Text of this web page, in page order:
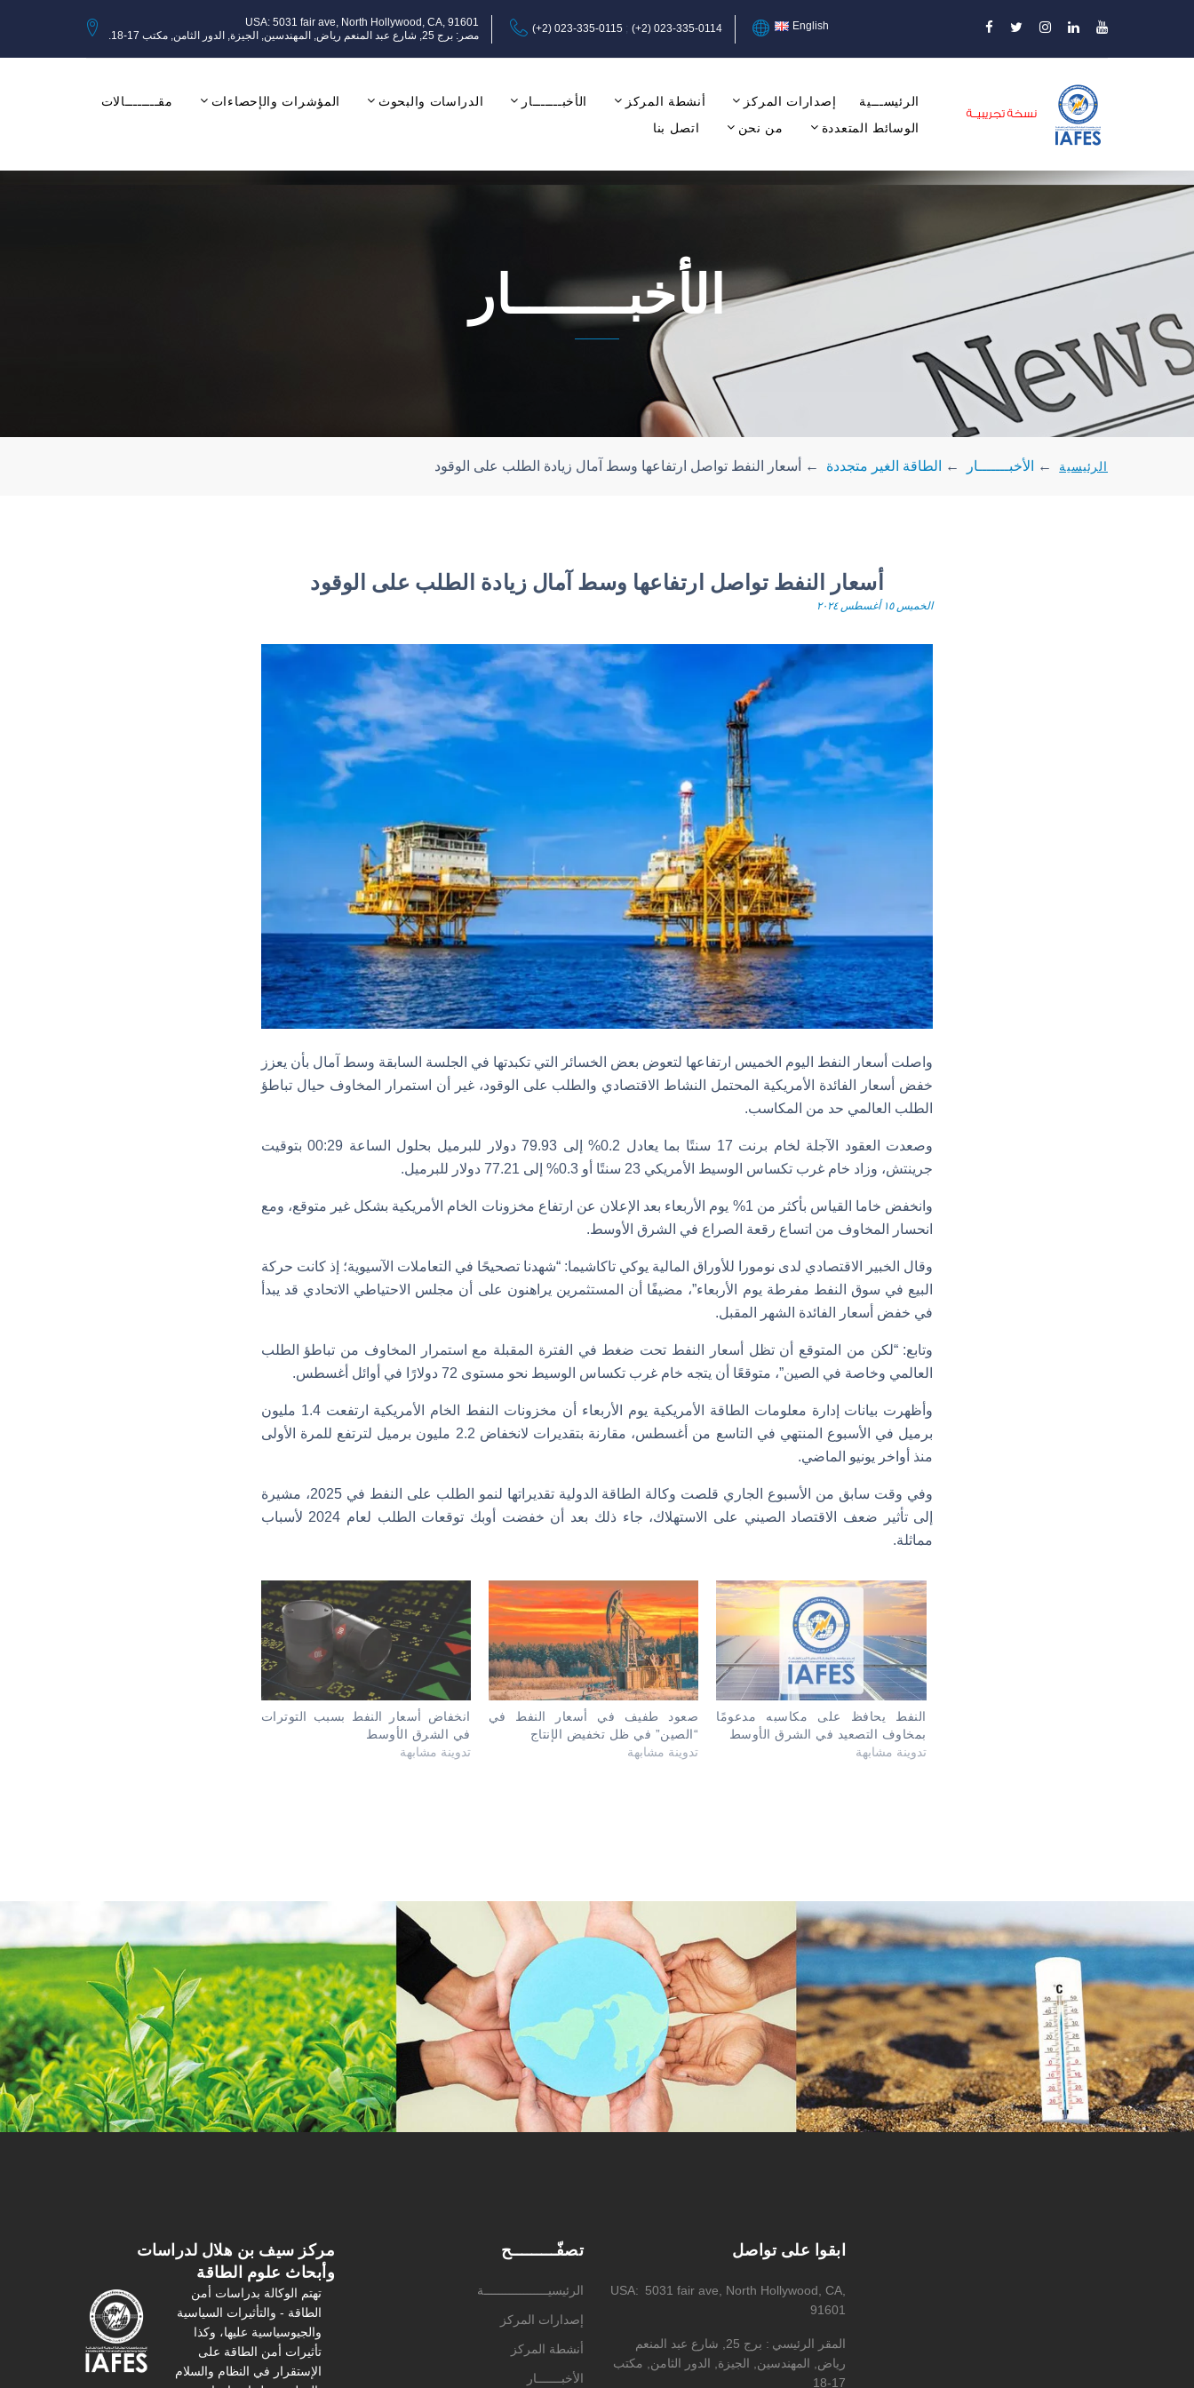
USA: 5031 fair ave, North Hollywood, CA, 91601
مصر: برج 25, شارع عبد المنعم رياض, المهندسين, الجيزة, الدور الثامن, مكتب 17-18.
(+2) 023-335-0115 (+2) 023-335-0114 English
الرئيســـية إصدارات المركز أنشطة المركز الأخبـــــــار الدراسات والبحوث المؤشرات والإحصاءات
مقــــــــالات
الوسائط المتعددة
من نحن اتصل بنا
الأخبـــــــار
الرئيسية ← الأخبـــــــار ← الطاقة الغير متجددة ← أسعار النفط تواصل ارتفاعها وسط آمال زيادة الطلب على الوقود
أسعار النفط تواصل ارتفاعها وسط آمال زيادة الطلب على الوقود
الخميس ١٥ أغسطس ٢٠٢٤
واصلت أسعار النفط اليوم الخميس ارتفاعها لتعوض بعض الخسائر التي تكبدتها في الجلسة السابقة وسط آمال بأن يعزز
خفض أسعار الفائدة الأمريكية المحتمل النشاط الاقتصادي والطلب على الوقود، غير أن استمرار المخاوف حيال تباطؤ
الطلب العالمي حد من المكاسب.
وصعدت العقود الآجلة لخام برنت 17 سنتًا بما يعادل 0.2% إلى 79.93 دولار للبرميل بحلول الساعة 00:29 بتوقيت
جرينتش، وزاد خام غرب تكساس الوسيط الأمريكي 23 سنتًا أو 0.3% إلى 77.21 دولار للبرميل.
وانخفض خاما القياس بأكثر من 1% يوم الأربعاء بعد الإعلان عن ارتفاع مخزونات الخام الأمريكية بشكل غير متوقع، ومع
انحسار المخاوف من اتساع رقعة الصراع في الشرق الأوسط.
وقال الخبير الاقتصادي لدى نومورا للأوراق المالية يوكي تاكاشيما: “شهدنا تصحيحًا في التعاملات الآسيوية؛ إذ كانت حركة
البيع في سوق النفط مفرطة يوم الأربعاء”، مضيفًا أن المستثمرين يراهنون على أن مجلس الاحتياطي الاتحادي قد يبدأ
في خفض أسعار الفائدة الشهر المقبل.
وتابع: “لكن من المتوقع أن تظل أسعار النفط تحت ضغط في الفترة المقبلة مع استمرار المخاوف من تباطؤ الطلب
العالمي وخاصة في الصين”، متوقعًا أن يتجه خام غرب تكساس الوسيط نحو مستوى 72 دولارًا في أوائل أغسطس.
وأظهرت بيانات إدارة معلومات الطاقة الأمريكية يوم الأربعاء أن مخزونات النفط الخام الأمريكية ارتفعت 1.4 مليون
برميل في الأسبوع المنتهي في التاسع من أغسطس، مقارنة بتقديرات لانخفاض 2.2 مليون برميل لترتفع للمرة الأولى
منذ أواخر يونيو الماضي.
وفي وقت سابق من الأسبوع الجاري قلصت وكالة الطاقة الدولية تقديراتها لنمو الطلب على النفط في 2025، مشيرة
إلى تأثير ضعف الاقتصاد الصيني على الاستهلاك، جاء ذلك بعد أن خفضت أوبك توقعات الطلب لعام 2024 لأسباب
مماثلة.
انخفاض أسعار النفط بسبب التوترات
في الشرق الأوسط
تدوينة مشابهة
صعود طفيف في أسعار النفط في
“الصين” في ظل تخفيض الإنتاج
تدوينة مشابهة
النفط يحافظ على مكاسبه مدعومًا
بمخاوف التصعيد في الشرق الأوسط
تدوينة مشابهة
مركز سیف بن هلال لدراسات
وأبحاث علوم الطاقة
تهتم الوكالة بدراسات أمن
الطاقة - والتأثیرات السیاسیة
والجیوسیاسیة عليها، وكذا
تأثیرات أمن الطاقة على
الإستقرار في النظام والسلام
تصفّـــــــــح
الرئيسيــــــــــــــــــة
إصدارات المركز
أنشطة المركز
الأخبـــــــار
ابقوا على تواصل
USA
5031 fair ave, North Hollywood, CA,
91601
المقر الرئيسي
برج 25, شارع عبد المنعم
رياض, المهندسين, الجيزة, الدور الثامن, مكتب
17-18